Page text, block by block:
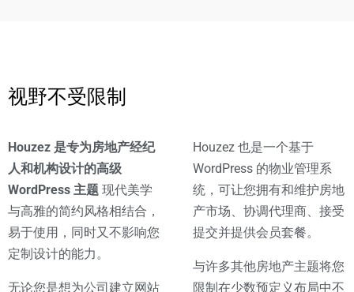
选定类型搜索
更多的选择
视野不受限制
Houzez 是专为房地产经纪
人和机构设计的高级
WordPress 主题 现代美学
与高雅的简约风格相结合，
易于使用，同时又不影响您
定制设计的能力。
无论您是想为公司建立网站
Houzez 也是一个基于
WordPress 的物业管理系
统，可让您拥有和维护房地
产市场、协调代理商、接受
提交并提供会员套餐。
与许多其他房地产主题将您
限制在少数预定义布局中不